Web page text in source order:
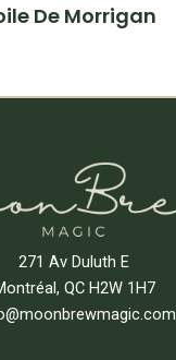
De Morrigan
271 Av Duluth E
QC H2W 1H7